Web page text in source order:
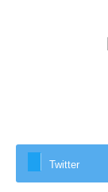
Twitter